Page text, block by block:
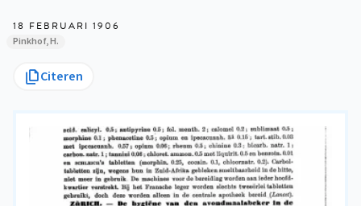
18 FEBRUARI 1906
Pinkhof, H.
Citeren